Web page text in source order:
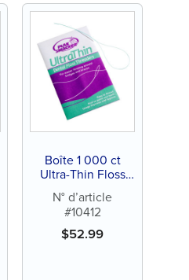
Boîte 1 000 ct
Ultra-Thin Floss
enveloppes de 10
ct)
N° d’article
#10412
$52.99